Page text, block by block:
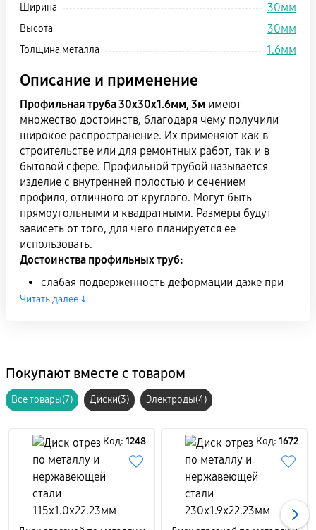
Ширина 30мм
Высота 30мм
Толщина металла 1.6мм
Описание и применение
Профильная труба 30х30х1.6мм, 3м имеют
множество достоинств, благодаря чему получили
широкое распространение. Их применяют как в
строительстве или для ремонтных работ, так и в
бытовой сфере. Профильной трубой называется
изделие с внутренней полостью и сечением
профиля, отличного от круглого. Могут быть
прямоугольными и квадратными. Размеры будут
зависеть от того, для чего планируется ее
использовать.
Достоинства профильных труб:
слабая подверженность деформации даже при
значительных нагрузках;
При выполнении строительства и ремонтных работ
профильные трубы могут быть использованы в
Для создания металлических каркасов высотных
опор, башенных кранов, временных виадуков и
других, более мелких каркасов, наподобие
оконных ставен и гаражных ворот;
Для сооружения лесов, сооруженных из
Читать далее ↓
Покупают вместе с товаром
Все товары(7) Диски(3) Электроды(4)
Код: 1248 Код: 1672